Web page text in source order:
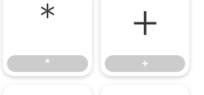
*
*
+
+